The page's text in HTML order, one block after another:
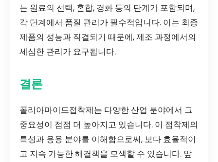
는 원료의 선택, 혼합, 경화 등의 단계가 포함되며,
각 단계에서 품질 관리가 필수적입니다. 이는 최종
제품의 성능과 직결되기 때문에, 제조 과정에서의
세심한 관리가 요구됩니다.
결론
폴리아마이드접착제는 다양한 산업 분야에서 그
중요성이 점점 더 높아지고 있습니다. 이 접착제의
특성과 응용 분야를 이해함으로써, 보다 효율적이
고 지속 가능한 해결책을 모색할 수 있습니다. 앞